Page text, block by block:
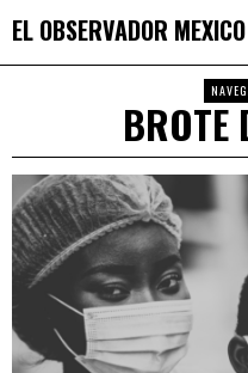
EL OBSERVADOR MEXICO
BROTE